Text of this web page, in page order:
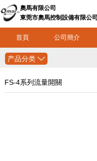
奧馬有限公司
東莞市奧馬控制設備有限公司
首頁 公司簡介
产品分类
FS-4系列流量開關